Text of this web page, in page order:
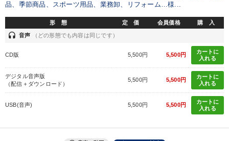
品、季節商品、スポーツ用品、業務卸、リフォーム…様...
形 態 定 価 会員価格 購 入
headset 音声 （どの形態でも内容は同じです）
CD版 5,500円 5,500円
カートに
入れる
デジタル音声版
（配信＋ダウンロード）
5,500円 5,500円
カートに
入れる
USB(音声) 5,500円 5,500円
カートに
入れる